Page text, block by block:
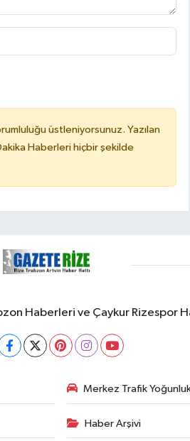
üstleniyorsunuz. Yazılan
Haberleri hiçbir şekilde
Haberleri ve Çaykur
Merkez Trafik
Haber Arşivi